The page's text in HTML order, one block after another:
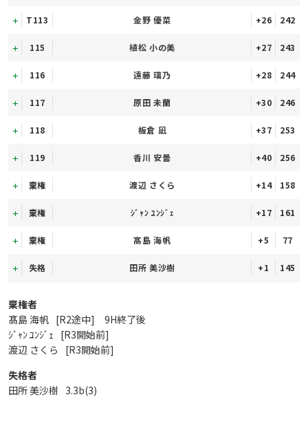
T113 金野 優菜 +26 242
115 植松 小の美 +27 243
116 遠藤 璃乃 +28 244
117 原田 未蘭 +30 246
118 板倉 凪 +37 253
119 香川 安曇 +40 256
棄権 渡辺 さくら +14 158
棄権 ｼﾞｬﾝ ﾕﾝｼﾞｪ +17 161
棄権 髙島 海帆 +5 77
失格 田所 美沙樹 +1 145
棄権者
髙島 海帆 [R2途中] 9H終了後
ｼﾞｬﾝ ﾕﾝｼﾞｪ [R3開始前]
渡辺 さくら
[R3開始前]
失格者
田所 美沙樹 3.3b(3)